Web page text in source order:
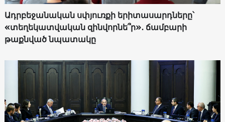
Ադրբեջանական սփյուռքի երիտասարդները՝
«տեղեկատվական զինվորնե՞ր»․ ճամբարի
թաքնված նպատակը